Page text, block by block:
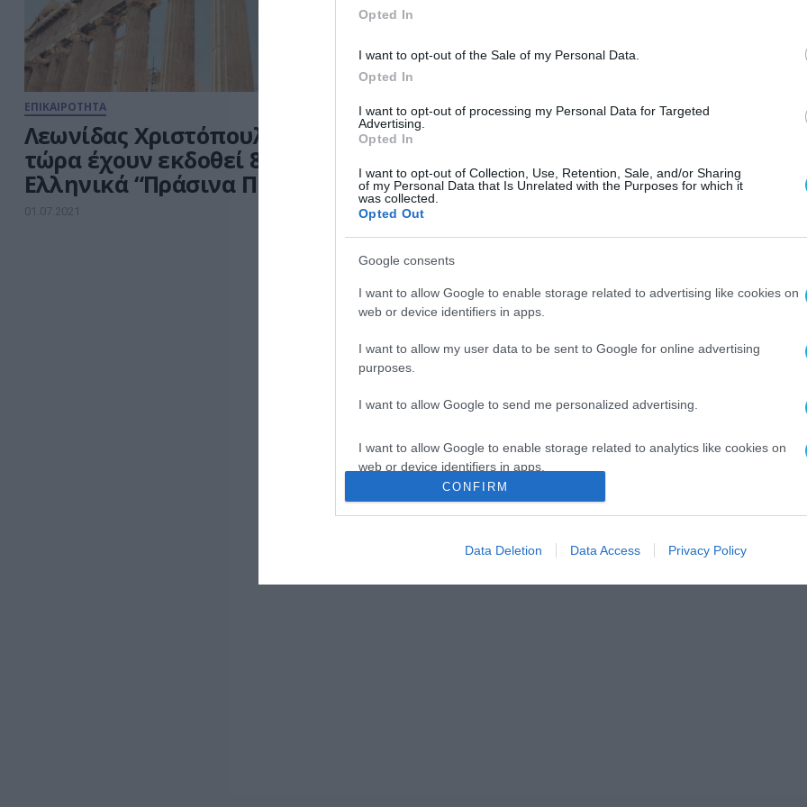
Opted In
I want to opt-out of the Sale of my Personal Data.
Opted In
I want to opt-out of processing my Personal Data for Targeted
Advertising.
Opted In
I want to opt-out of Collection, Use, Retention, Sale, and/or Sharing
of my Personal Data that Is Unrelated with the Purposes for which it
was collected.
Opted Out
Google consents
I want to allow Google to enable storage related to advertising like cookies on
web or device identifiers in apps.
I want to allow my user data to be sent to Google for online advertising
purposes.
I want to allow Google to send me personalized advertising.
I want to allow Google to enable storage related to analytics like cookies on
web or device identifiers in apps.
I want to allow Google to enable storage related to functionality of the website
I want to allow Google to enable storage related to personalization.
CONFIRM
Data Deletion Data Access Privacy Policy
ΕΠΙΚΑΙΡΟΤΗΤΑ
Λεωνίδας Χριστόπουλος: Μέχρι
τώρα έχουν εκδοθεί 850 χιλ.
Ελληνικά “Πράσινα Πιστοποιητικά”
01.07.2021
ΕΠΙΚΑΙΡΟΤΗΤΑ
30.06.2021